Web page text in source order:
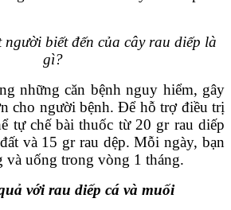
biết đến của cây rau diếp là
gì?
những căn bệnh nguy hiểm, gây
cho người bệnh. Để hỗ trợ điều trị
tự chế bài thuốc từ 20 gr rau diếp
và 15 gr rau dệp. Mỗi ngày, bạn
và uống trong vòng 1 tháng.
với rau diếp cá và muối